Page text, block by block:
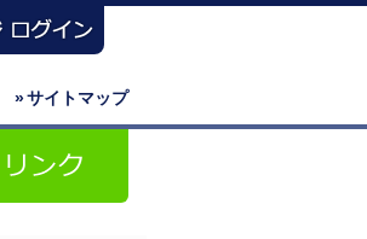
»サイトマップ